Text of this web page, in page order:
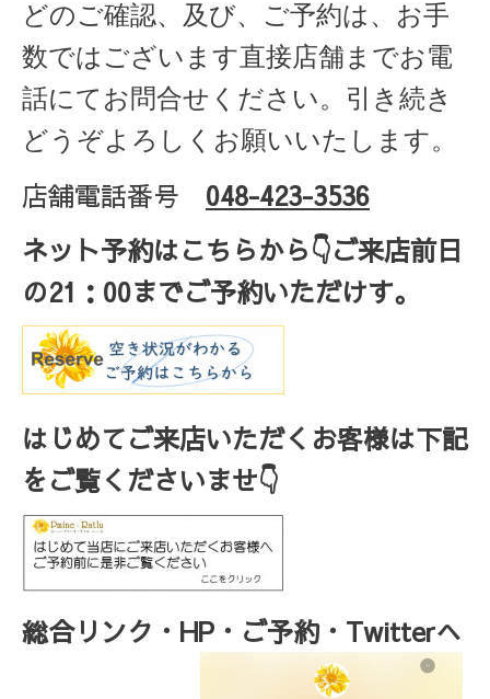
どのご確認、及び、ご予約は、お手
数ではございます直接店舗までお電
話にてお問合せください。引き続き
どうぞよろしくお願いいたします。
店舗電話番号 048-423-3536
ネット予約はこちらから👇ご来店前日
の21 ： 00までご予約いただけす。
はじめてご来店いただくお客様は下記
をご覧くださいませ👇
総合リンク・HP・ご予約・Twitterへ